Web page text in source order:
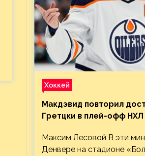
Хоккей
Макдэвид повторил
Гретцки в плей-офф НХЛ
Максим Лесовой В эти
Денвере на стадионе